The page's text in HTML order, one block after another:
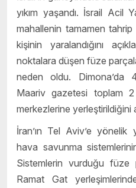
yıkım yaşandı. İsrail Acil
mahallenin tamamen
kişinin yaralandığını
noktalara düşen füze
neden oldu. Dimona’da
Maariv gazetesi toplam
merkezlerine yerleştirildiğini
İran’ın Tel Aviv’e yönelik
hava savunma
Sistemlerin vurduğu füze
Ramat Gat